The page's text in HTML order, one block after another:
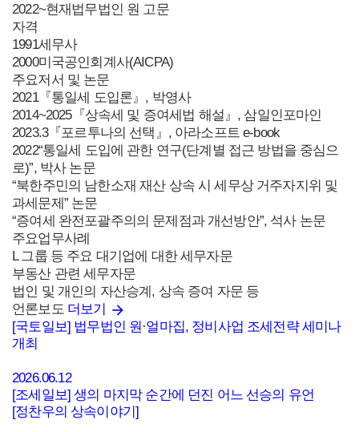
2022~현재법무법인 원 고문
자격
1991세무사
2000미국공인회계사(AICPA)
주요저서 및 논문
2021『통일세 도입론』, 박영사
2014~2025『상속세 및 증여세법 해설』, 삼일인포마인
2023.3『포르투나의 선택』, 아라소프트 e-book
2022“통일세 도입에 관한 연구(단계별 접근 방법을 중심으
로)”, 박사 논문
“북한주민의 남한소재 재산 상속 시 세무상 거주자지위 및
과세문제” 논문
“증여세 완전포괄주의의 문제점과 개선방안”, 석사 논문
주요업무사례
L 그룹 등 주요 대기업에 대한 세무자문
부동산 관련 세무자문
법인 및 개인의 자산승계, 상속 증여 자문 등
언론보도 더보기
[국토일보] 법무법인 원·얼마집, 정비사업 조세전략 세미나
개최
2026.06.12
[조세일보] 생의 마지막 순간에 던진 어느 선승의 유언
[정찬우의 상속이야기]